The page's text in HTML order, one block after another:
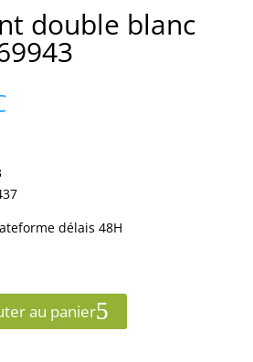
double blanc
délais 48H
au panier